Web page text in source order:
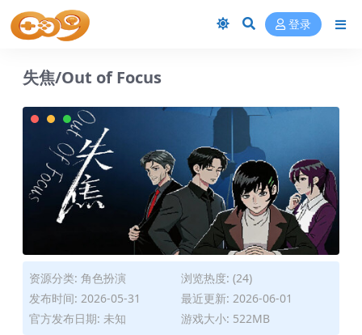
登录
失焦/Out of Focus
资源分类: 角色扮演
浏览热度: (24)
发布时间: 2026-05-31
最近更新: 2026-06-01
官方发布日期: 未知
游戏大小: 522MB